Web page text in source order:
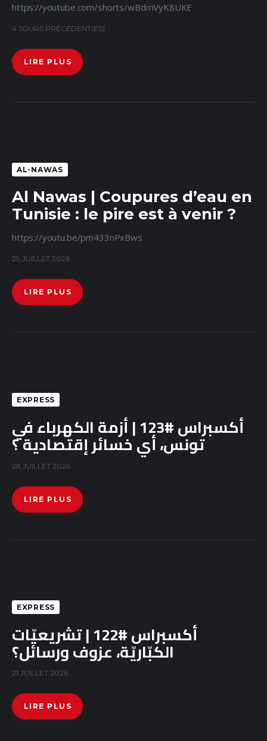
https://youtube.com/shorts/wBdmVyK8UKE
4 JOURS PRÉCÉDENT(ES)
LIRE PLUS
AL-NAWAS
Al Nawas | Coupures d’eau en
Tunisie : le pire est à venir ?
https://youtu.be/pm433nPxBws
29 JUILLET 2026
LIRE PLUS
EXPRESS
أكسبراس #123 | أزمة الكهرباء في
تونس، أي خسائر إقتصادية ؟
28 JUILLET 2026
LIRE PLUS
EXPRESS
أكسبراس #122 | تشريعيّات
الكبّاريّة، عزوف ورسائل؟
21 JUILLET 2026
LIRE PLUS